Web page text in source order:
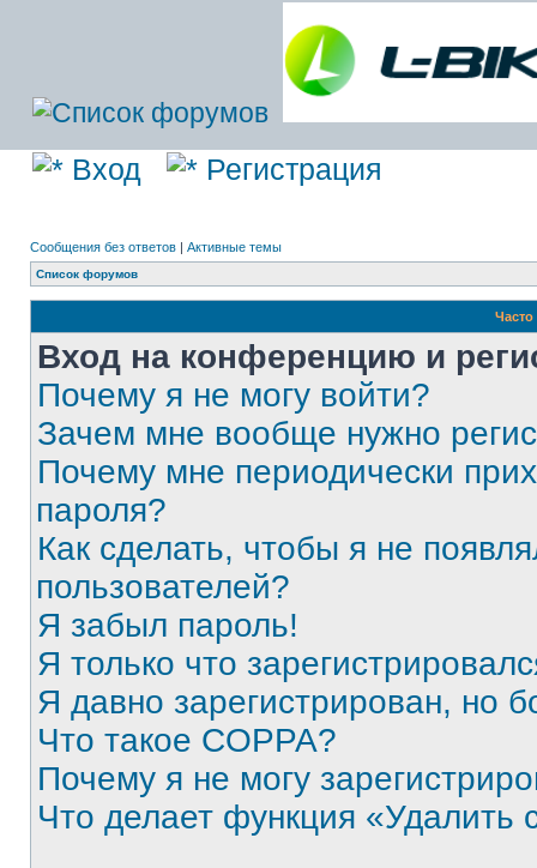
Вход Регистрация
Сообщения без ответов | Активные темы
Список форумов
Вход на конференцию и
Почему я не могу войти?
Зачем мне вообще нужно
Почему мне периодически
пароля?
Как сделать, чтобы я не
пользователей?
Я забыл пароль!
Я только что
Я давно зарегистрирован, но
Что такое COPPA?
Почему я не могу
Что делает функция «Удалить